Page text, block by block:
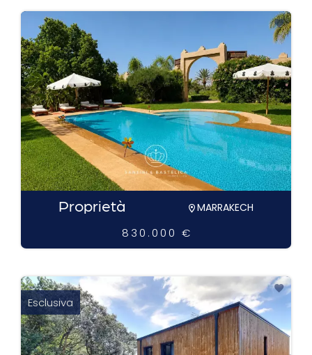
Proprietà MARRAKECH
830.000 €
Esclusiva